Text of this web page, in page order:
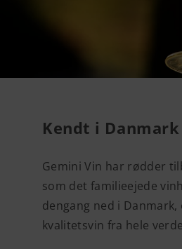
Kendt i Danmark
Gemini Vin har rødder
som det familieejede
dengang ned i Danmark,
kvalitetsvin fra hele